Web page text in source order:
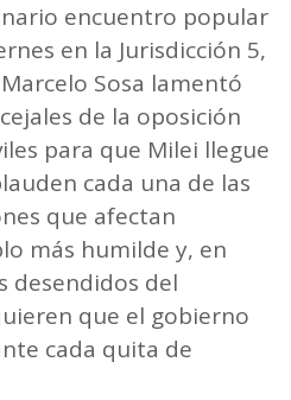
encuentro popular
en la Jurisdicción 5,
Sosa lamentó
de la oposición
para que Milei llegue
cada una de las
que afectan
más humilde y, en
desendidos del
que el gobierno
cada quita de